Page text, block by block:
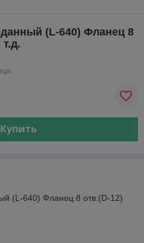
(L-640) Фланец 8
Купить
(L-640) Фланец 8 отв.(D-12)